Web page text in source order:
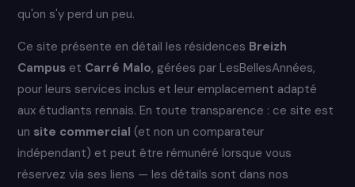
qu'on s'y perd un peu.
Ce site présente en détail les résidences Breizh
Campus et Carré Malo, gérées par LesBellesAnnées,
pour leurs services inclus et leur emplacement adapté
aux étudiants rennais. En toute transparence : ce site est
un site commercial (et non un comparateur
indépendant) et peut être rémunéré lorsque vous
réservez via ses liens — les détails sont dans nos